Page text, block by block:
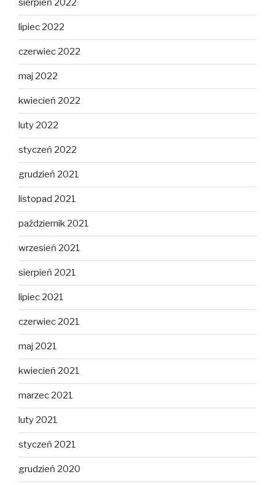
sierpień 2022
lipiec 2022
czerwiec 2022
maj 2022
kwiecień 2022
luty 2022
styczeń 2022
grudzień 2021
listopad 2021
październik 2021
wrzesień 2021
sierpień 2021
lipiec 2021
czerwiec 2021
maj 2021
kwiecień 2021
marzec 2021
luty 2021
styczeń 2021
grudzień 2020